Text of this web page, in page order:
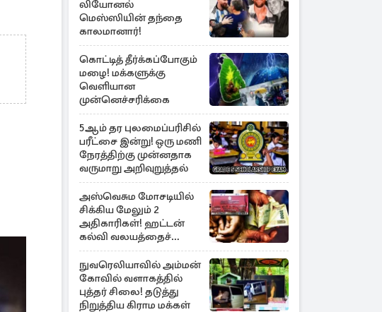
லியோனல்
மெஸ்ஸியின் தந்தை
காலமானார்!
கொட்டித் தீர்க்கப்போகும்
மழை! மக்களுக்கு
வெளியான
முன்னெச்சரிக்கை
5ஆம் தர புலமைப்பரிசில்
பரீட்சை இன்று! ஒரு மணி
நேரத்திற்கு முன்னதாக
வருமாறு அறிவுறுத்தல்
அஸ்வெசும மோசடியில்
சிக்கிய மேலும் 2
அதிகாரிகள்! ஹட்டன்
கல்வி வலயத்தைச்
சேர்ந்த 6 ஆசிரியர்கள்
குறித்து விசாரணை
நுவரெலியாவில் அம்மன்
கோவில் வளாகத்தில்
புத்தர் சிலை! தடுத்து
நிறுத்திய கிராம மக்கள்